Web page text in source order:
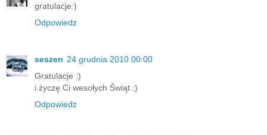
gratulacje:)
Odpowiedz
seszen 24 grudnia 2010 00:00
Gratulacje :)
i życzę Ci wesołych Świąt :)
Odpowiedz